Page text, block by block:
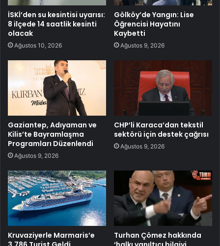
İSKİ’den su kesintisi uyarısı:
8 ilçede 14 saatlik kesinti
olacak
Ağustos 10, 2026
Gölköy’de Yangın: Lise
Öğrencisi Hayatını
Kaybetti
Ağustos 9, 2026
Gaziantep, Adıyaman ve
Kilis’te Bayramlaşma
Programları Düzenlendi
Ağustos 9, 2026
CHP’li Karaca’dan tekstil
sektörü için destek çağrısı
Ağustos 9, 2026
Kruvaziyerle Marmaris’e
Turhan Çömez hakkında